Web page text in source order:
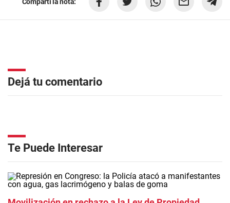
Dejá tu comentario
Te Puede Interesar